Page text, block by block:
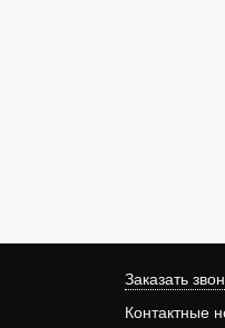
Заказать
Контактные